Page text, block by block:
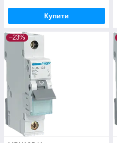
Купити
–23%